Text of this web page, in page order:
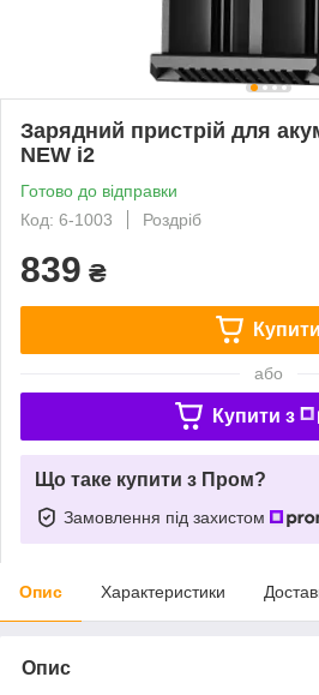
Зарядний пристрій для
NEW i2
Готово до відправки
Код: 6-1003
Роздріб
839 ₴
Купити
або
Купити з
Що таке купити з Пром?
Замовлення під захистом
Опис Характеристики
Опис